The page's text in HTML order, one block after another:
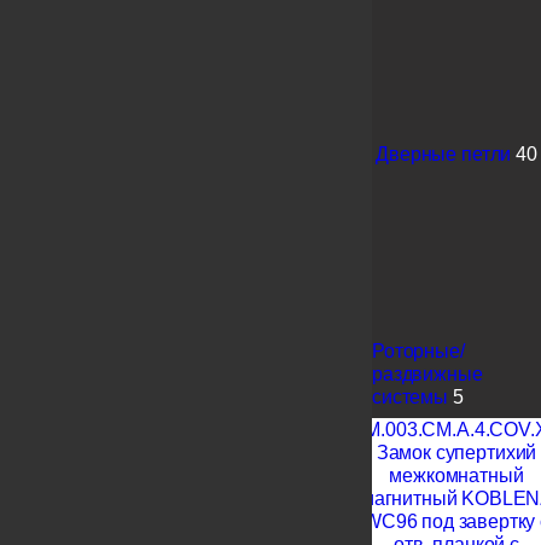
Дверные петли 40
Роторные/
раздвижные
системы 5
Замок супертихий
межкомнатный
магнитный
WC96 под завертку